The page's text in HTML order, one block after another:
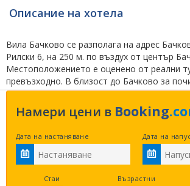
Описание на хотела
Вила Бачково се разполага на адрес
Рилски 6, на 250 м. по въздух от център
Местоположението е оценено от реални
превъзходно. В близост до Бачково за
природата предлагаме да огледат водопад
км., зелената пътека - Бачковски манастир
чудните мостове на 26.8 км. по въздух. На
кръстова гора на 13.4 км., дяволски мост
42.2 км. и араповски манастир на 13.4 км.
Посетителите на rezervaciq.com
недалечни опции за настаняване –
Намери цени в Booking
Дата на настаняване Дата на
Стаи Възрастни